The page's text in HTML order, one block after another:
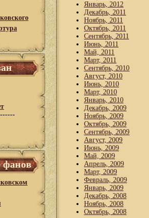
фанов
Январь, 2012
Декабрь, 2011
Ноябрь, 2011
Октябрь, 2011
Сентябрь, 2011
Июнь, 2011
Май, 2011
Март, 2011
Сентябрь, 2010
Август, 2010
Июнь, 2010
Март, 2010
Январь, 2010
Декабрь, 2009
Ноябрь, 2009
Октябрь, 2009
Сентябрь, 2009
Август, 2009
Июнь, 2009
Май, 2009
Апрель, 2009
Март, 2009
Февраль, 2009
Январь, 2009
Декабрь, 2008
Ноябрь, 2008
Октябрь, 2008